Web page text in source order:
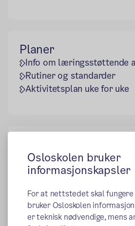
Osloskolen bruker
informasjonskapsler
For at nettstedet skal
bruker Osloskolen
er teknisk nødvendige, mens
Planer
Info om læringsstøttende
Rutiner og standarder
Aktivitetsplan uke for uke
Hva er Aktivitetsskolen
Priser
(ekstern lenke)
Søk om plass for ditt barn
Oppsigelse av plass